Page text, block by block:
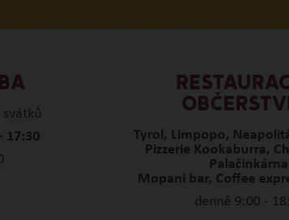
17:30
Tyrol, Limpopo,
Pizzerie Kookaburra,
Palačinkárna
Mopani bar, Coffee
denně 9:00 -